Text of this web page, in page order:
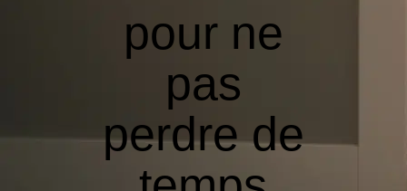
pour ne
pas
perdre de